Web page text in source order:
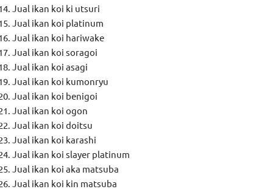
Jual ikan koi ki utsuri
Jual ikan koi platinum
Jual ikan koi hariwake
Jual ikan koi soragoi
Jual ikan koi asagi
Jual ikan koi kumonryu
Jual ikan koi benigoi
Jual ikan koi ogon
Jual ikan koi doitsu
Jual ikan koi karashi
Jual ikan koi slayer platinum
Jual ikan koi aka matsuba
Jual ikan koi kin matsuba